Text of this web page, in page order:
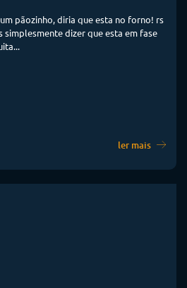
pãozinho, diria que esta no forno! rs
simplesmente dizer que esta em fase
ler mais